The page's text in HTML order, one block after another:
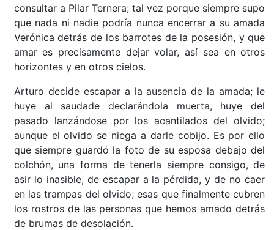
consultar a Pilar Ternera; tal vez porque siempre supo
que nada ni nadie podría nunca encerrar a su amada
Verónica detrás de los barrotes de la posesión, y que
amar es precisamente dejar volar, así sea en otros
horizontes y en otros cielos.
Arturo decide escapar a la ausencia de la amada; le
huye al saudade declarándola muerta, huye del
pasado lanzándose por los acantilados del olvido;
aunque el olvido se niega a darle cobijo. Es por ello
que siempre guardó la foto de su esposa debajo del
colchón, una forma de tenerla siempre consigo, de
asir lo inasible, de escapar a la pérdida, y de no caer
en las trampas del olvido; esas que finalmente cubren
los rostros de las personas que hemos amado detrás
de brumas de desolación.